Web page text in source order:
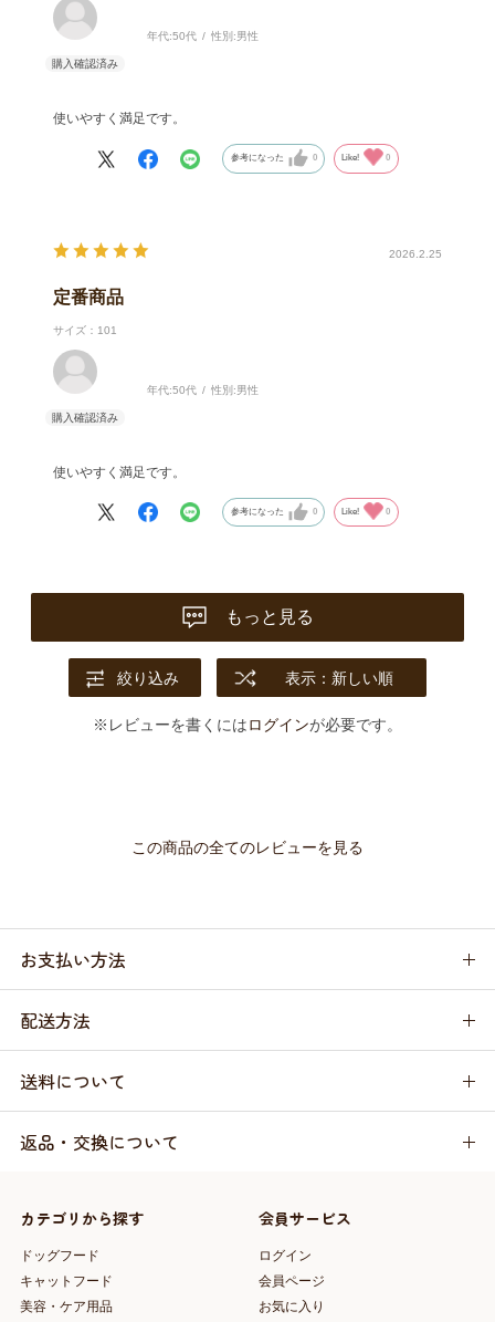
年代:50代 性別:男性
使いやすく満足です。
参考になった 0 Like! 0
2026.2.25
定番商品
サイズ：101
年代:50代 性別:男性
使いやすく満足です。
参考になった 0 Like! 0
もっと見る
絞り込み 表示：新しい順
※レビューを書くにはログインが必要です。
この商品の全てのレビューを見る
お支払い方法
配送方法
送料について
返品・交換について
カテゴリから探す
ドッグフード
キャットフード
美容・ケア用品
会員サービス
ログイン
会員ページ
お気に入り